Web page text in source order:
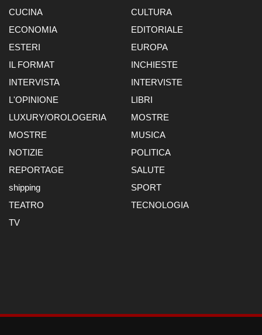
CUCINA
CULTURA
ECONOMIA
EDITORIALE
ESTERI
EUROPA
IL FORMAT
INCHIESTE
INTERVISTA
INTERVISTE
L'OPINIONE
LIBRI
LUXURY/OROLOGERIA
MOSTRE
MOSTRE
MUSICA
NOTIZIE
POLITICA
REPORTAGE
SALUTE
shipping
SPORT
TEATRO
TECNOLOGIA
TV